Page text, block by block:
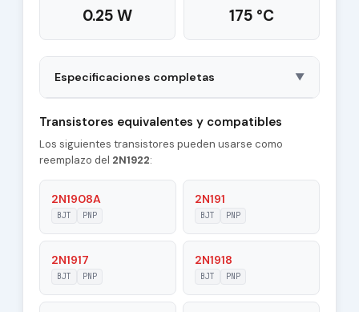
0.25 W 175 °C
Especificaciones completas ▼
Polarity PNP
Material of
Transistor
Si
Frequency (ft)
1 MHz
Collector
14 pF
Transistores equivalentes y compatibles
Los siguientes transistores pueden usarse como
reemplazo del 2N1922:
2N1908A
BJT PNP
2N191
BJT PNP
2N1917
BJT PNP
2N1918
BJT PNP